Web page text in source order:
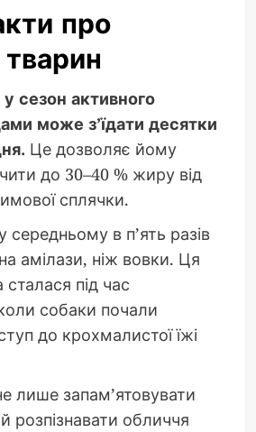
про
сезон активного
може з’їдати десятки
Це дозволяє йому
до 30–40 % жиру від
сплячки.
в п’ять разів
амілази, ніж вовки. Ця
сталася під час
собаки почали
до крохмалистої їжі
лише запам’ятовувати
розпізнавати обличчя